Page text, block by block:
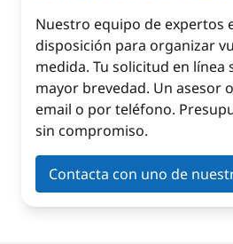
Nuestro equipo de expertos
disposición para organizar
medida. Tu solicitud en línea
mayor brevedad. Un asesor
email o por teléfono.
sin compromiso.
Contacta con uno de